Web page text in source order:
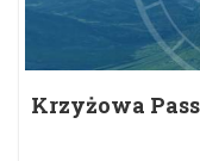
Krzyżowa Pass